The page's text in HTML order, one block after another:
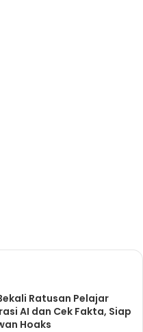
Ratusan Pelajar
AI dan Cek Fakta, Siap
Hoaks